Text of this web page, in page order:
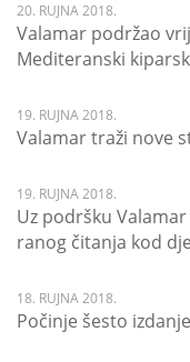
20. RUJNA 2018.
Valamar podržao
Mediteranski
19. RUJNA 2018.
Valamar traži nove
19. RUJNA 2018.
Uz podršku
ranog čitanja kod
18. RUJNA 2018.
Počinje šesto